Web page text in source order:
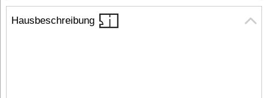
Hausbeschreibung